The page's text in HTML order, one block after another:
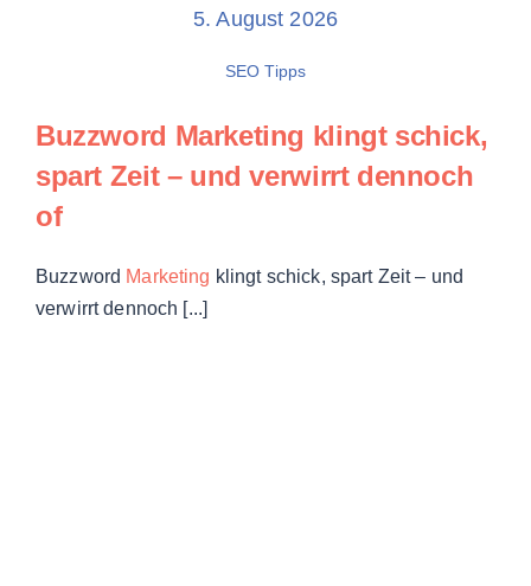
5. August 2026
SEO Tipps
Buzzword Marketing klingt schick,
spart Zeit – und verwirrt dennoch
of
Buzzword Marketing klingt schick, spart Zeit – und
verwirrt dennoch [...]